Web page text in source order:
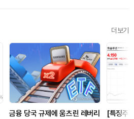
더보기
금융 당국 규제에 움츠린 레버리
[특징주]